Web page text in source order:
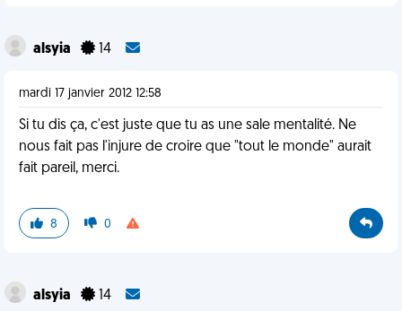
alsyia 14
mardi 17 janvier 2012 12:58
Si tu dis ça, c'est juste que tu as une sale mentalité. Ne
nous fait pas l'injure de croire que "tout le monde" aurait
fait pareil, merci.
8 0
alsyia 14